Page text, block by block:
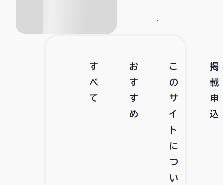
す
べ
て
お
す
す
め
こ
の
サ
イ
ト
に
つ
い
掲
載
申
込